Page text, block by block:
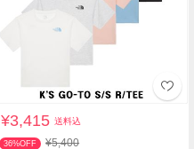
¥3,415送料込
36%OFF ¥5,400